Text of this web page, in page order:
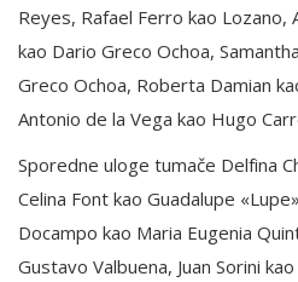
Reyes, Rafael Ferro kao
kao Dario Greco Ochoa,
Greco Ochoa, Roberta Damian
Antonio de la Vega kao Hugo
Sporedne uloge tumače Delfina
Celina Font kao Guadalupe
Docampo kao Maria Eugenia
Gustavo Valbuena, Juan Sorini